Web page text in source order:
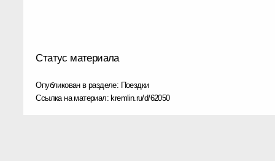
Статус материала
Опубликован в разделе: Поездки
Ссылка на материал: kremlin.ru/d/62050